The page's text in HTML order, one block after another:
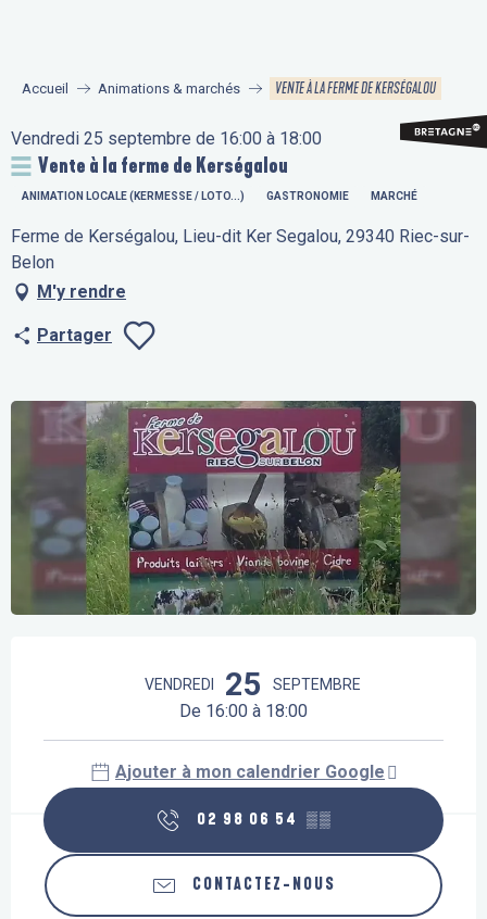
principal
Accueil Animations & marchés VENTE À LA FERME DE KERSÉGALOU
Vendredi 25 septembre de 16:00 à 18:00
Vente à la ferme de Kerségalou
ANIMATION LOCALE (KERMESSE / LOTO...) GASTRONOMIE MARCHÉ
Ferme de Kerségalou, Lieu-dit Ker Segalou, 29340 Riec-sur-
Belon
M'y rendre
Partager
VENDREDI 25 SEPTEMBRE
De 16:00 à 18:00
Ajouter à mon calendrier Google
02 98 06 54 ▒▒
CONTACTEZ-NOUS